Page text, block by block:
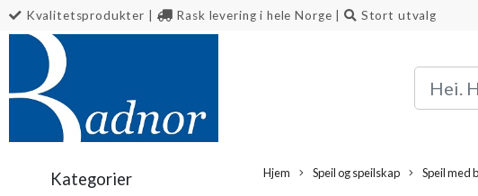
Kvalitetsprodukter Rask levering i hele Norge Stort utvalg
Kategorier Hjem Speil og speilskap Speil med